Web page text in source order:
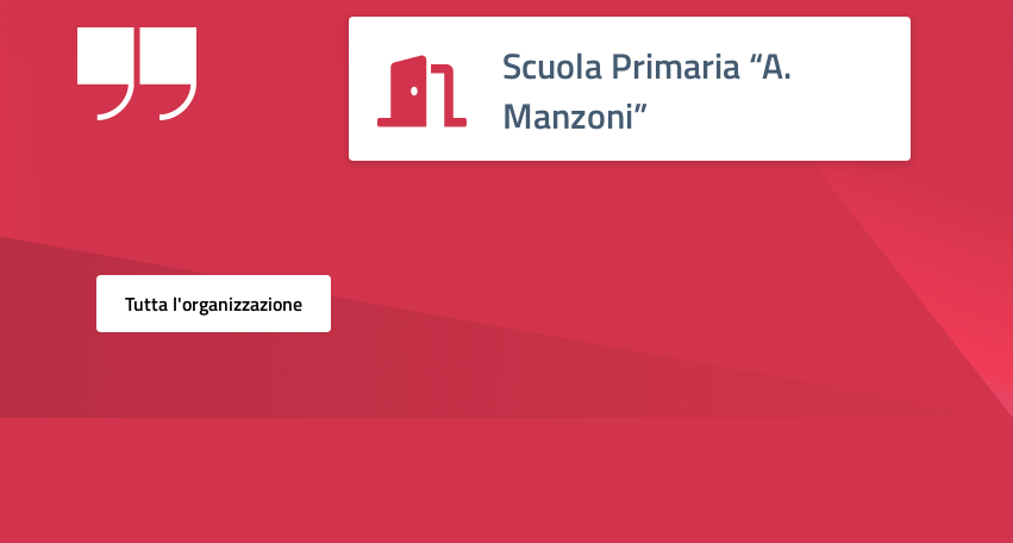
Scuola Primaria “A.
Manzoni”
Tutta l'organizzazione